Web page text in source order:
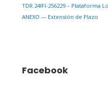
TDR 24IFI-256229 – Plataforma
ANEXO — Extensión de Plazo
Facebook